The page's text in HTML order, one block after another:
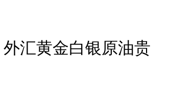
汇黄金白银原油贵